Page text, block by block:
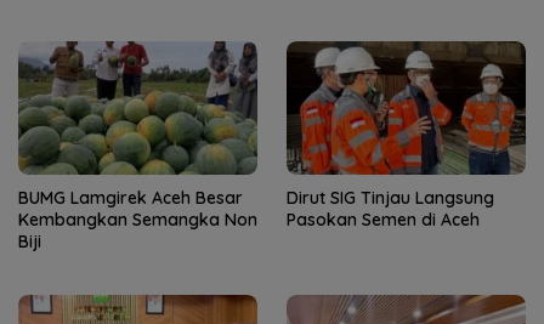
BUMG Lamgirek Aceh Besar
Kembangkan Semangka Non
Biji
Dirut SIG Tinjau Langsung
Pasokan Semen di Aceh